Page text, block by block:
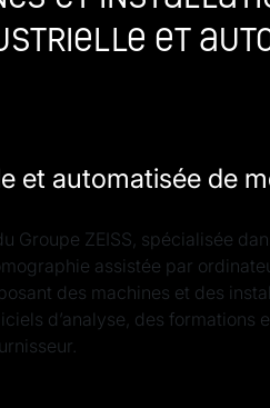
et
et automatisée de
Groupe ZEISS, spécialisée
assistée par
des machines et des
d’analyse, des formations